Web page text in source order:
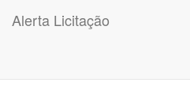
Alerta Licitação